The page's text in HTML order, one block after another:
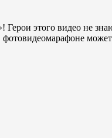
этого видео не